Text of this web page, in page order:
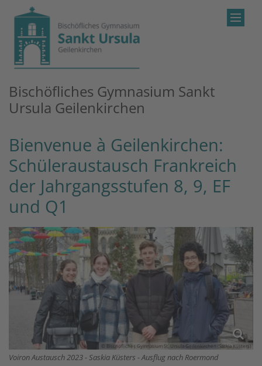
Zum Inhalt springen
Bischöfliches Gymnasium Sankt
Ursula Geilenkirchen
Bienvenue à Geilenkirchen:
Schüleraustausch Frankreich
der Jahrgangsstufen 8, 9, EF
und Q1
© Bischöfliches Gymnasium St. Ursula Geilenkirchen (Saskia Küsters)
Voiron Austausch 2023 - Saskia Küsters - Ausflug nach Roermond